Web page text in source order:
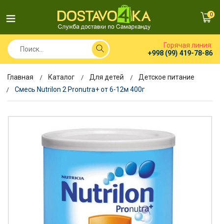
0
Горячая линия:
+998 (99) 419-78-86
Главная Каталог Для детей
Детское питание
Смесь Nutrilon 2 Pronutra+ от 6-12м 400г